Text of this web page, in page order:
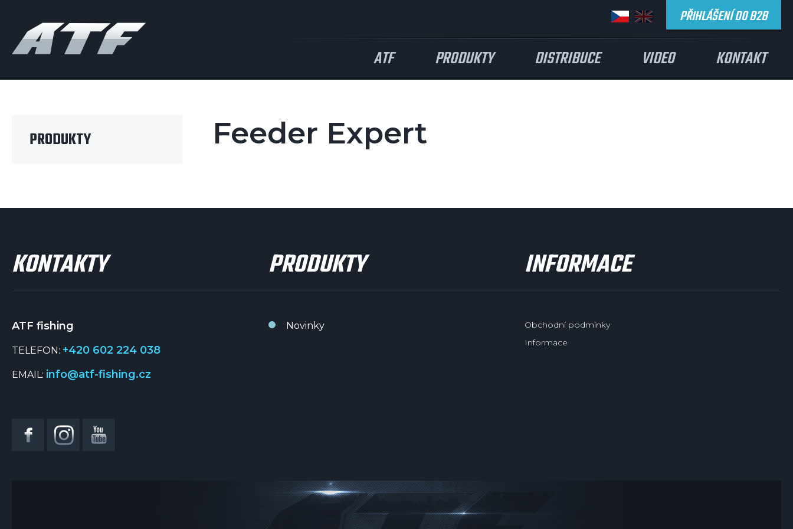
PŘIHLÁŠENÍ DO B2B
ATF PRODUKTY DISTRIBUCE VIDEO KONTAKT
PRODUKTY Feeder Expert
KONTAKTY
ATF fishing
TELEFON: +420 602 224 038
EMAIL: info@atf-fishing.cz
PRODUKTY
Novinky
INFORMACE
Obchodní podmínky
Informace